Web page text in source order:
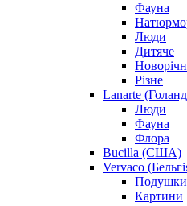
Фауна
Люди
Дитяче
Різне
Lanarte
Люди
Фауна
Флора
Bucilla (США)
Vervaco
Подушки
Картини